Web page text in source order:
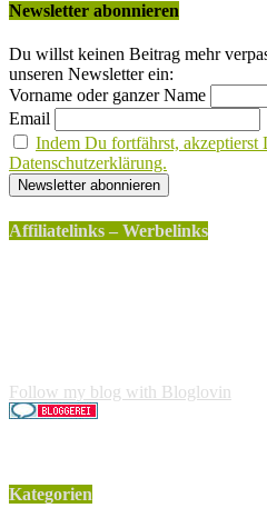
Newsletter abonnieren
Du willst keinen Beitrag mehr
unseren Newsletter ein:
Vorname oder ganzer Name
Email
Indem Du fortfährst, akzeptierst
Datenschutzerklärung.
Affiliatelinks – Werbelinks
Follow my blog with Bloglovin
Kategorien